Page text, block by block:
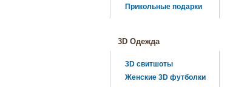
Прикольные подарки
3D Одежда
3D свитшоты
Женские 3D футболки